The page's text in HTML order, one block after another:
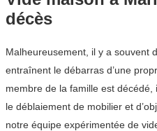
décès
Malheureusement, il y a souvent
entraînent le débarras d’une
membre de la famille est
le déblaiement de mobilier et
notre équipe expérimentée de